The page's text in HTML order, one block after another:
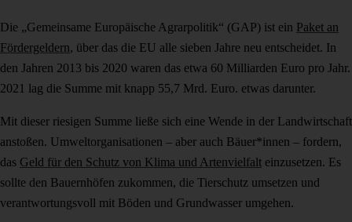
Die „Gemeinsame Europäische Agrarpolitik“ (GAP) ist ein Paket an
Fördergeldern, über das die EU alle sieben Jahre neu entscheidet. In
den Jahren 2013 bis 2020 waren das etwa 60 Milliarden Euro pro Jahr.
2021 lag die Summe mit knapp 55,7 Mrd. Euro. etwas darunter.
Mit dieser riesigen Summe ließe sich eine Wende in der Landwirtschaft
anstoßen. Umweltorganisationen – aber auch Bäuer*innen – fordern,
das Geld für den Schutz von Klima und Artenvielfalt einzusetzen. Es
sollte den Bauernhöfen zukommen, die Tierschutz umsetzen und
verantwortungsvoll mit Böden und Grundwasser umgehen.